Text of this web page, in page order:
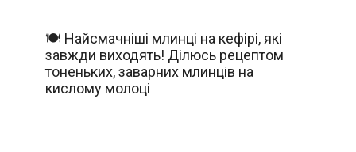
🍽️ Найсмачніші млинці на кефірі, які
завжди виходять! Ділюсь рецептом
тоненьких, заварних млинців на
кислому молоці